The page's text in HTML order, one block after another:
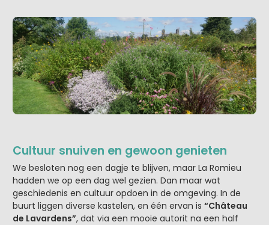
Cultuur snuiven en gewoon genieten
We besloten nog een dagje te blijven, maar La Romieu
hadden we op een dag wel gezien. Dan maar wat
geschiedenis en cultuur opdoen in de omgeving. In de
buurt liggen diverse kastelen, en één ervan is “Château
de Lavardens”, dat via een mooie autorit na een half